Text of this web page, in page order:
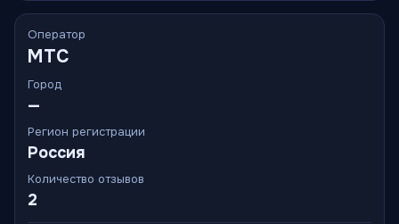
Оператор
МТС
Город
—
Регион регистрации
Россия
Количество отзывов
2